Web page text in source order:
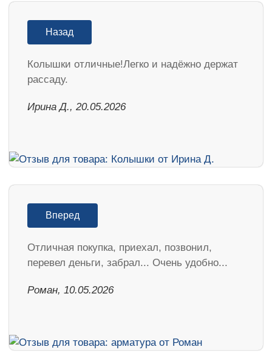
Назад
Колышки отличные!Легко и надёжно держат
рассаду.
Ирина Д., 20.05.2026
Вперед
Отличная покупка, приехал, позвонил,
перевел деньги, забрал... Очень удобно...
Роман, 10.05.2026